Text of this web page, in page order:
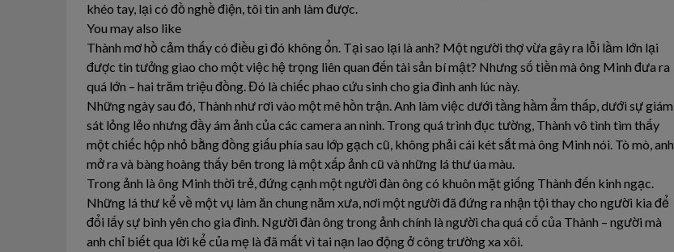
khéo tay, lại có đồ nghề điện, tôi tin anh làm được.
You may also like
Thành mơ hồ cảm thấy có điều gì đó không ổn. Tại sao lại là anh? Một người thợ vừa gây ra lỗi lầm lớn lại
được tin tưởng giao cho một việc hệ trọng liên quan đến tài sản bí mật? Nhưng số tiền mà ông Minh đưa ra
quá lớn – hai trăm triệu đồng. Đó là chiếc phao cứu sinh cho gia đình anh lúc này.
Những ngày sau đó, Thành như rơi vào một mê hồn trận. Anh làm việc dưới tầng hầm ẩm thấp, dưới sự giám
sát lỏng lẻo nhưng đầy ám ảnh của các camera an ninh. Trong quá trình đục tường, Thành vô tình tìm thấy
một chiếc hộp nhỏ bằng đồng giấu phía sau lớp gạch cũ, không phải cái két sắt mà ông Minh nói. Tò mò, anh
mở ra và bàng hoàng thấy bên trong là một xấp ảnh cũ và những lá thư úa màu.
Trong ảnh là ông Minh thời trẻ, đứng cạnh một người đàn ông có khuôn mặt giống Thành đến kinh ngạc.
Những lá thư kể về một vụ làm ăn chung năm xưa, nơi một người đã đứng ra nhận tội thay cho người kia để
đổi lấy sự bình yên cho gia đình. Người đàn ông trong ảnh chính là người cha quá cố của Thành – người mà
anh chỉ biết qua lời kể của mẹ là đã mất vì tai nạn lao động ở công trường xa xôi.